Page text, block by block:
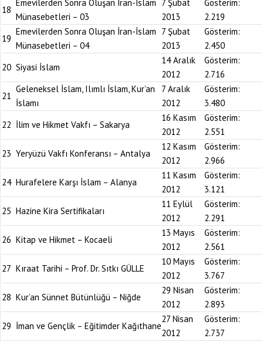
18
Emevilerden Sonra Oluşan İran-İslam
Münasebetleri – 03
7 Şubat
2013
Gösterim:
2.219
19
Emevilerden Sonra Oluşan İran-İslam
Münasebetleri – 04
7 Şubat
2013
Gösterim:
2.450
20 Siyasi İslam
14 Aralık
2012
Gösterim:
2.716
21
Geleneksel İslam, Ilımlı İslam, Kur’an
İslamı
7 Aralık
2012
Gösterim:
3.480
22 İlim ve Hikmet Vakfı – Sakarya
16 Kasım
2012
Gösterim:
2.551
23 Yeryüzü Vakfı Konferansı – Antalya
12 Kasım
2012
Gösterim:
2.966
24 Hurafelere Karşı İslam – Alanya
11 Kasım
2012
Gösterim:
3.121
25 Hazine Kira Sertifikaları
11 Eylül
2012
Gösterim:
2.291
26 Kitap ve Hikmet – Kocaeli
13 Mayıs
2012
Gösterim:
2.561
27 Kıraat Tarihi – Prof. Dr. Sıtkı GÜLLE
10 Mayıs
2012
Gösterim:
3.767
28 Kur’an Sünnet Bütünlüğü – Niğde
29 Nisan
2012
Gösterim:
2.893
29 İman ve Gençlik – Eğitimder Kağıthane
27 Nisan
2012
Gösterim:
2.737